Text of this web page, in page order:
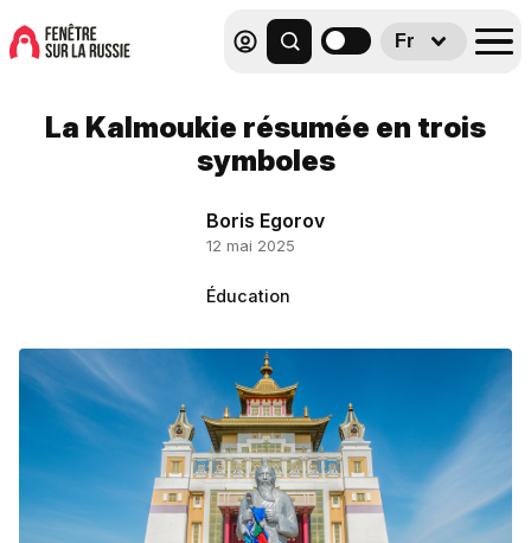
Fr
La Kalmoukie résumée en trois
symboles
Boris Egorov
12 mai 2025
Éducation